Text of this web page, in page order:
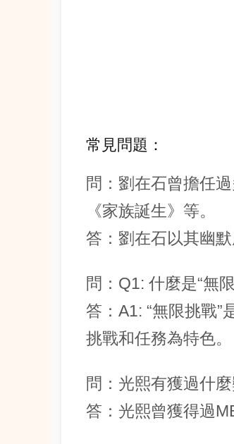
常見問題：
問：劉在石曾擔任
《家族誕生》等。
答：劉在石以其幽
問：Q1: 什麼是“無
答：A1: “無限挑戰
挑戰和任務為特色。
問：光熙有獲過什
答：光熙曾獲得過